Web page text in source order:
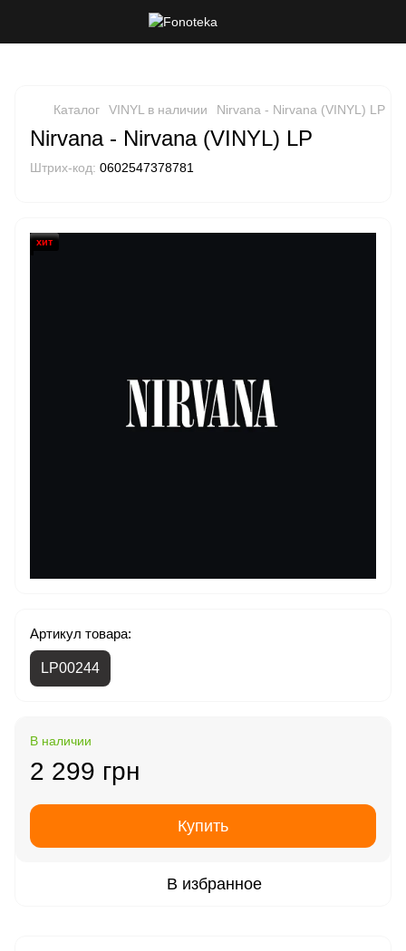
Каталог VINYL в наличии Nirvana - Nirvana (VINYL) LP
Nirvana - Nirvana (VINYL) LP
Штрих-код: 0602547378781
хит
Артикул товара:
LP00244
В наличии
2 299 грн
Купить
В избранное